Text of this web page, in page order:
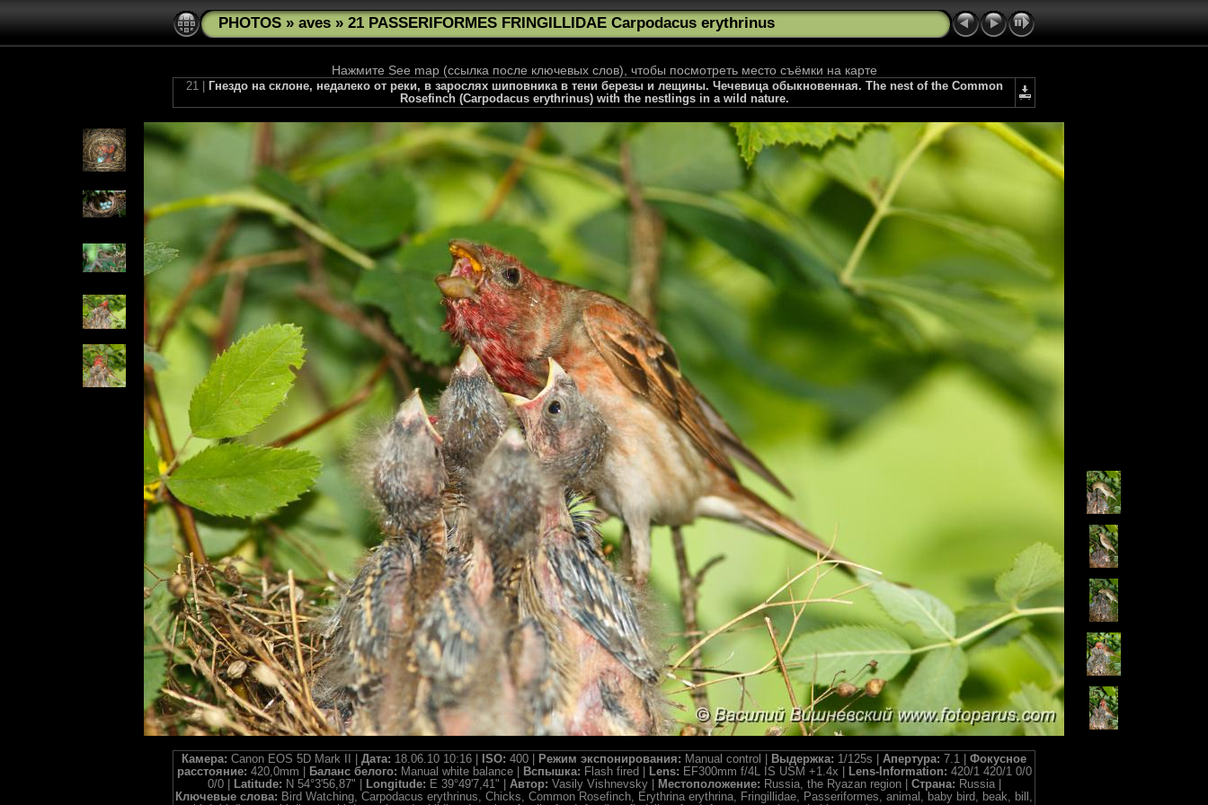
PHOTOS » aves » 21 PASSERIFORMES FRINGILLIDAE Carpodacus erythrinus
Нажмите See map (ссылка после ключевых слов), чтобы посмотреть место съёмки на карте
21 |
Гнездо на склоне, недалеко от реки, в зарослях шиповника в тени березы и лещины. Чечевица обыкновенная. The nest of the Common
Rosefinch (Carpodacus erythrinus) with the nestlings in a wild nature.
Камера: Canon EOS 5D Mark II | Дата: 18.06.10 10:16 | ISO: 400 | Режим экспонирования: Manual control | Выдержка: 1/125s | Апертура: 7.1 | Фокусное
расстояние: 420,0mm | Баланс белого: Manual white balance | Вспышка: Flash fired | Lens: EF300mm f/4L IS USM +1.4x | Lens-Information: 420/1 420/1 0/0
0/0 |
Latitude: N 54°3'56,87" | Longitude: E 39°49'7,41" | Автор: Vasily Vishnevsky | Местоположение: Russia, the Ryazan region | Страна: Russia |
Ключевые слова: Bird Watching, Carpodacus erythrinus, Chicks, Common Rosefinch, Erythrina erythrina, Fringillidae, Passeriformes, animal, baby bird, beak, bill,